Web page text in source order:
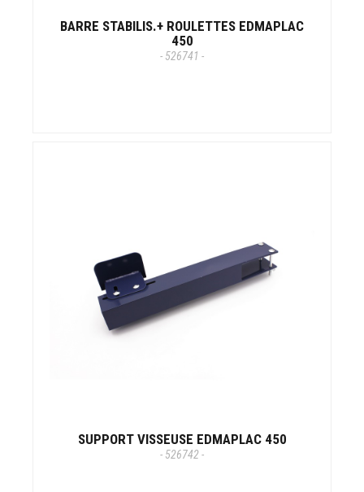
BARRE STABILIS.+ ROULETTES EDMAPLAC
450
- 526741 -
SUPPORT VISSEUSE EDMAPLAC 450
- 526742 -